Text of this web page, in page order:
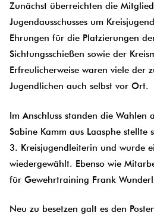
Zunächst überreichten die
Jugendausschusses um
Ehrungen für die Platzierungen
Sichtungsschießen sowie der
Erfreulicherweise waren viele der
Jugendlichen auch selbst vor Ort.
Im Anschluss standen die Wahlen
Sabine Kamm aus Laasphe stellte
3. Kreisjugendleiterin und wurde
wiedergewählt. Ebenso wie
für Gewehrtraining Frank
Neu zu besetzen galt es den